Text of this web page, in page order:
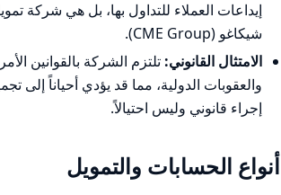
إيداعات العملاء للتداول بها، بل هي شركة
شيكاغو (CME Group).
الامتثال القانوني: تلتزم الشركة بالقوانين
والعقوبات الدولية، مما قد يؤدي أحياناً
إجراء قانوني وليس احتيالاً.
أنواع الحسابات والتمويل